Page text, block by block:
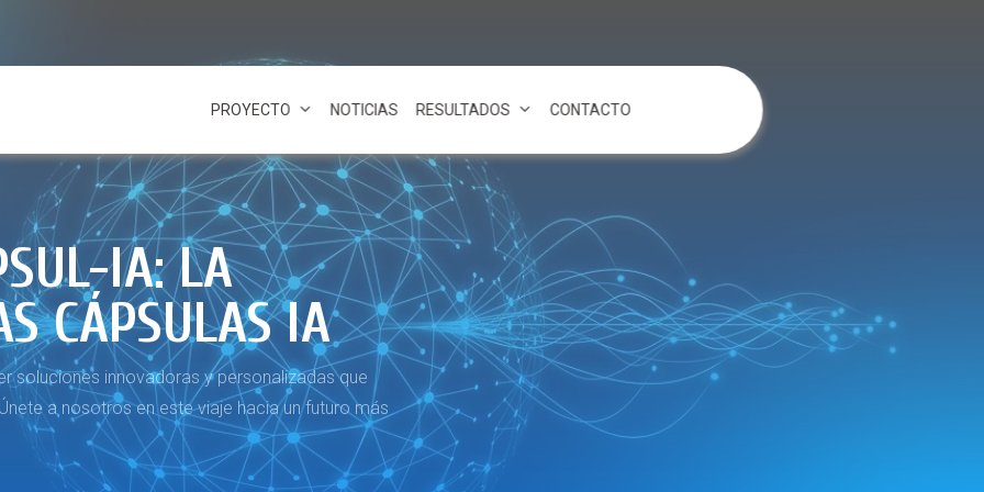
PROYECTO NOTICIAS RESULTADOS CONTACTO
IA: LA
CÁPSULAS IA
soluciones innovadoras y personalizadas que
a nosotros en este viaje hacia un futuro más